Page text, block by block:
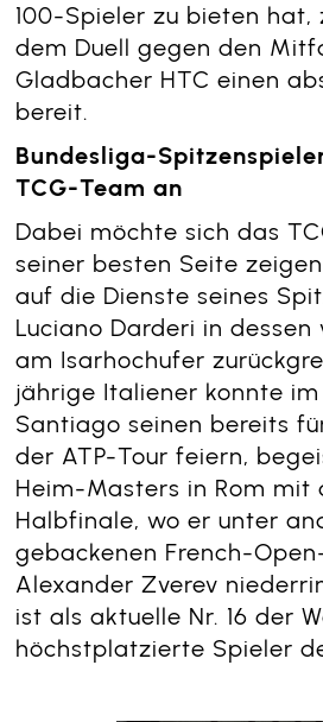
100-Spieler zu bieten
dem Duell gegen den
Gladbacher HTC einen
bereit.
Bundesliga-
TCG-Team an
Dabei möchte sich das
seiner besten Seite
auf die Dienste seines
Luciano Darderi in dessen
am Isarhochufer
jährige Italiener konnte im
Santiago seinen bereits
der ATP-Tour feiern,
Heim-Masters in Rom mit
Halbfinale, wo er unter
gebackenen French-
Alexander Zverev
ist als aktuelle Nr. 16 der
höchstplatzierte Spieler